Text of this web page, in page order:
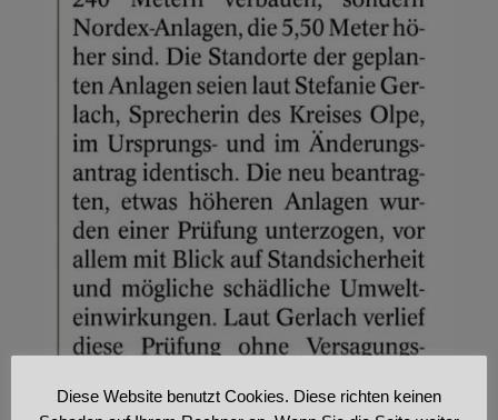
Diese Website benutzt Cookies. Diese richten keinen